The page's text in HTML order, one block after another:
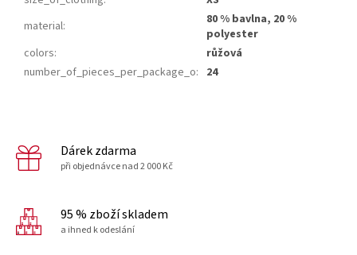
material:
80 % bavlna, 20 %
polyester
colors:
růžová
number_of_pieces_per_package_o: 24
Dárek zdarma
při objednávce nad 2 000 Kč
95 % zboží skladem
a ihned k odeslání